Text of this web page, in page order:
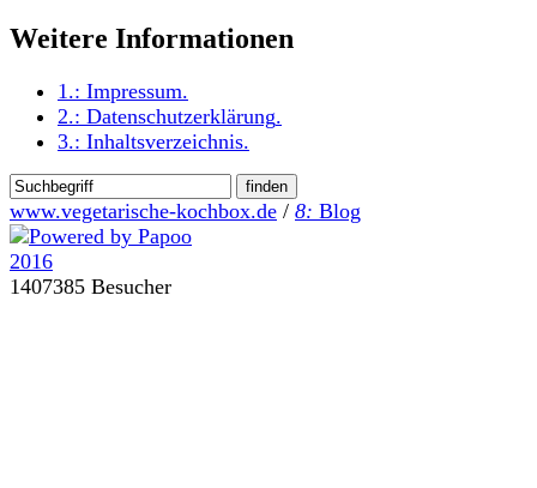
Weitere Informationen
1.: Impressum.
2.: Datenschutzerklärung.
3.: Inhaltsverzeichnis.
www.vegetarische-kochbox.de / 8: Blog
1407385 Besucher